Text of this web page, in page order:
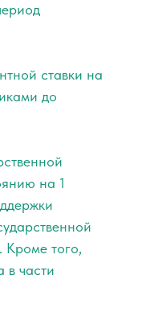
ставки на
до
на 1
Кроме того,
в части